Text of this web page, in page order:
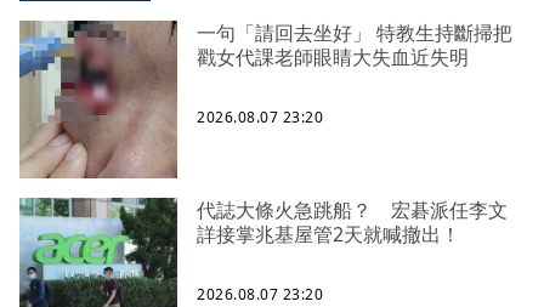
一句「請回去坐好」 特教生持斷掃把
戳女代課老師眼睛大失血近失明
2026.08.07 23:20
代誌大條火急跳船？ 宏碁派任李文
詳接掌兆基屋管2天就喊撤出！
2026.08.07 23:20